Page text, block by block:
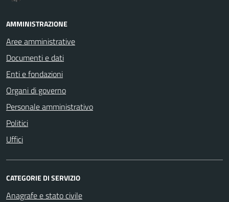
AMMINISTRAZIONE
Aree amministrative
Documenti e dati
Enti e fondazioni
Organi di governo
Personale amministrativo
Politici
Uffici
CATEGORIE DI SERVIZIO
Anagrafe e stato civile